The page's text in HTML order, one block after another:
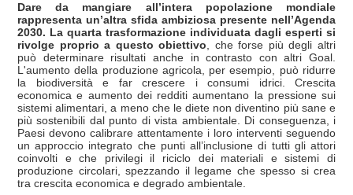
Dare da mangiare all’intera popolazione mondiale
rappresenta un’altra sfida ambiziosa presente nell’Agenda
2030. La quarta trasformazione individuata dagli esperti si
rivolge proprio a questo obiettivo, che forse più degli altri
può determinare risultati anche in contrasto con altri Goal.
L'aumento della produzione agricola, per esempio, può ridurre
la biodiversità e far crescere i consumi idrici. Crescita
economica e aumento dei redditi aumentano la pressione sui
sistemi alimentari, a meno che le diete non diventino più sane e
più sostenibili dal punto di vista ambientale. Di conseguenza, i
Paesi devono calibrare attentamente i loro interventi seguendo
un approccio integrato che punti all’inclusione di tutti gli attori
coinvolti e che privilegi il riciclo dei materiali e sistemi di
produzione circolari, spezzando il legame che spesso si crea
tra crescita economica e degrado ambientale.